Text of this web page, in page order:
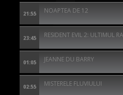
21:55 NOAPTEA DE 12
23:45 RESIDENT EVIL 2: ULTIMUL
01:05 JEANNE DU BARRY
02:55 MISTERELE FLUVIULUI